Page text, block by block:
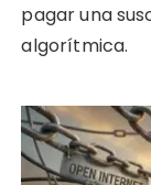
pagar una
algorítmica.